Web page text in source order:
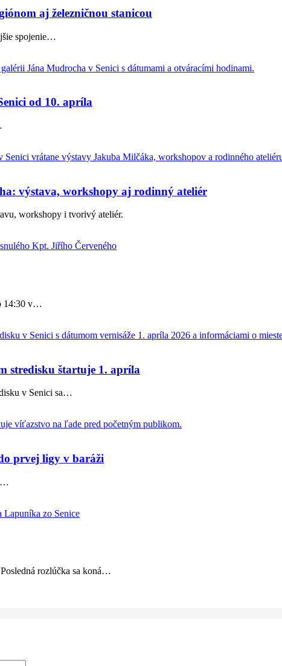
aj železničnou stanicou
spojenie…
od 10. apríla
výstava, workshopy aj rodinný ateliér
workshopy i tvorivý ateliér.
14:30 v…
stredisku štartuje 1. apríla
v Senici sa…
prvej ligy v baráži
…
rozlúčka sa koná…